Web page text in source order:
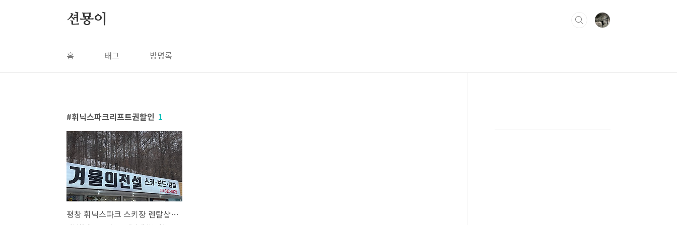
션묭이
홈 태그 방명록
휘닉스파크리프트권할인 1
평창 휘닉스파크 스키장 렌탈샵 리프트권 겨울의전설 추천 :)